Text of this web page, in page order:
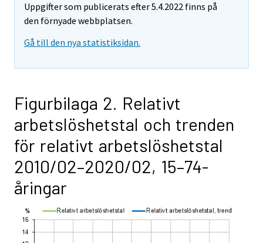
Uppgifter som publicerats efter 5.4.2022 finns på
den förnyade webbplatsen.
Gå till den nya statistiksidan.
Figurbilaga 2. Relativt
arbetslöshetstal och trenden
för relativt arbetslöshetstal
2010/02–2020/02, 15–74-
åringar